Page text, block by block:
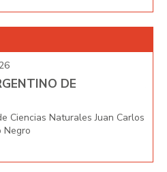
DE
Ciencias Naturales Juan Carlos
Negro